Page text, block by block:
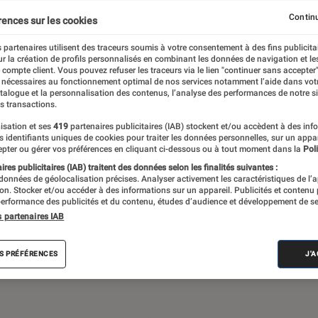
expos… Du suivi de l’actualité aux
et les articles long format,
meilleur de l’actualité culturelle
Album Concert Rap Exposition
sur les cookies
partenaires utilisent des traceurs soumis à votre consentement à des fins
la création de profils personnalisés en combinant les données de navigation et
compte client. Vous pouvez refuser les traceurs via le lien "continuer sans
au fonctionnement optimal de nos services notamment l’aide dans
et la personnalisation des contenus, l’analyse des performances de notre
transactions.
et ses 419 partenaires publicitaires (IAB) stockent et/ou accèdent à des
identifiants uniques de cookies pour traiter les données personnelles, sur un
ou gérer vos préférences en cliquant ci-dessous ou à tout moment dans la
publicitaires (IAB) traitent des données selon les finalités suivantes :
de géolocalisation précises. Analyser activement les caractéristiques de
Stocker et/ou accéder à des informations sur un appareil. Publicités et contenu
des publicités et du contenu, études d’audience et développement de
partenaires IAB
PRÉFÉRENCES